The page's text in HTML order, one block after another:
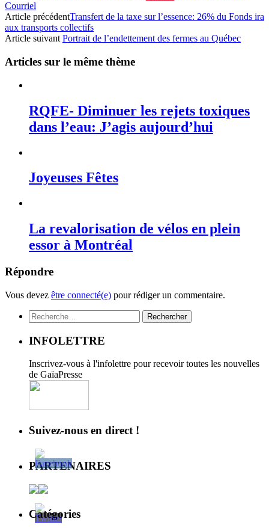
Courriel
Article précédentTransfert de la taxe sur l’essence: 26% du Fonds ira
aux transports collectifs
Article suivant Portrait de l’endettement des fermes au Québec
Articles sur le même thème
RQFE- Diminuer les rejets toxiques
dans l’eau: J’agis aujourd’hui
Joyeuses Fêtes
La revalorisation de vélos en plein
essor à Montréal
Répondre
Vous devez être connecté(e) pour rédiger un commentaire.
Rechercher :
INFOLETTRE
Inscrivez-vous à l'infolettre pour recevoir toutes les nouvelles
de GaïaPresse
Suivez-nous en direct !
PARTENAIRES
Catégories